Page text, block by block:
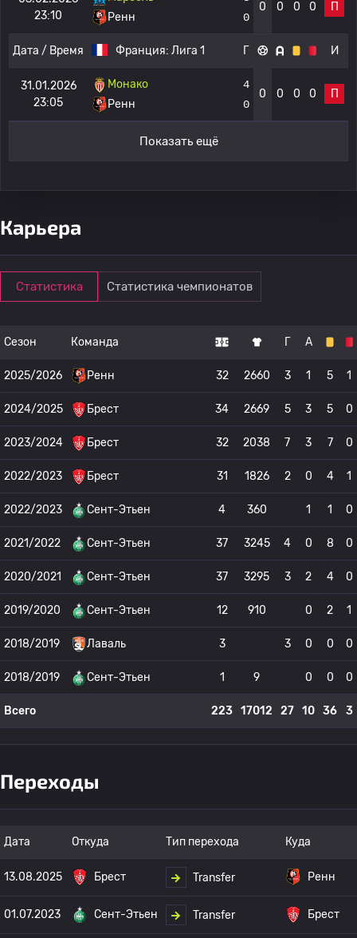
23:10
Ренн
0
0 0 0 0 П
Дата / Время Франция: Лига 1 Г И
31.01.2026
23:05
Монако
Ренн
4
0
0 0 0 0 П
Показать ещё
Карьера
Статистика Статистика чемпионатов
Сезон Команда Г А
2025/2026 Ренн 32 2660 3 1 5 1
2024/2025 Брест 34 2669 5 3 5 0
2023/2024 Брест 32 2038 7 3 7 0
2022/2023 Брест 31 1826 2 0 4 1
2022/2023 Сент-Этьен 4 360 1 1 0
2021/2022 Сент-Этьен 37 3245 4 0 8 0
2020/2021 Сент-Этьен 37 3295 3 2 4 0
2019/2020 Сент-Этьен 12 910 0 2 1
2018/2019 Лаваль 3 3 0 0 0
2018/2019 Сент-Этьен 1 9 0 0 0
Всего 223 17012 27 10 36 3
Переходы
Дата Откуда Тип перехода Куда
13.08.2025 Брест Transfer Ренн
01.07.2023 Сент-Этьен Transfer Брест